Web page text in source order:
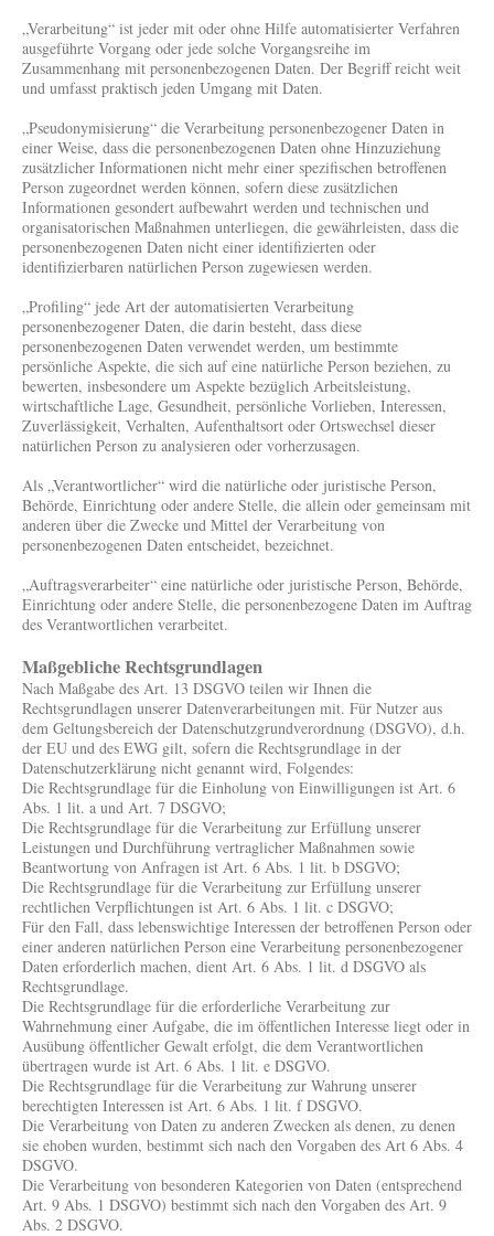
„Verarbeitung“ ist jeder mit oder ohne Hilfe automatisierter Verfahren
ausgeführte Vorgang oder jede solche Vorgangsreihe im
Zusammenhang mit personenbezogenen Daten. Der Begriff reicht weit
und umfasst praktisch jeden Umgang mit Daten.
„Pseudonymisierung“ die Verarbeitung personenbezogener Daten in
einer Weise, dass die personenbezogenen Daten ohne Hinzuziehung
zusätzlicher Informationen nicht mehr einer spezifischen betroffenen
Person zugeordnet werden können, sofern diese zusätzlichen
Informationen gesondert aufbewahrt werden und technischen und
organisatorischen Maßnahmen unterliegen, die gewährleisten, dass die
personenbezogenen Daten nicht einer identifizierten oder
identifizierbaren natürlichen Person zugewiesen werden.
„Profiling“ jede Art der automatisierten Verarbeitung
personenbezogener Daten, die darin besteht, dass diese
personenbezogenen Daten verwendet werden, um bestimmte
persönliche Aspekte, die sich auf eine natürliche Person beziehen, zu
bewerten, insbesondere um Aspekte bezüglich Arbeitsleistung,
wirtschaftliche Lage, Gesundheit, persönliche Vorlieben, Interessen,
Zuverlässigkeit, Verhalten, Aufenthaltsort oder Ortswechsel dieser
natürlichen Person zu analysieren oder vorherzusagen.
Als „Verantwortlicher“ wird die natürliche oder juristische Person,
Behörde, Einrichtung oder andere Stelle, die allein oder gemeinsam mit
anderen über die Zwecke und Mittel der Verarbeitung von
personenbezogenen Daten entscheidet, bezeichnet.
„Auftragsverarbeiter“ eine natürliche oder juristische Person, Behörde,
Einrichtung oder andere Stelle, die personenbezogene Daten im Auftrag
des Verantwortlichen verarbeitet.
Maßgebliche Rechtsgrundlagen
Nach Maßgabe des Art. 13 DSGVO teilen wir Ihnen die
Rechtsgrundlagen unserer Datenverarbeitungen mit. Für Nutzer aus
dem Geltungsbereich der Datenschutzgrundverordnung (DSGVO), d.h.
der EU und des EWG gilt, sofern die Rechtsgrundlage in der
Datenschutzerklärung nicht genannt wird, Folgendes:
Die Rechtsgrundlage für die Einholung von Einwilligungen ist Art. 6
Abs. 1 lit. a und Art. 7 DSGVO;
Die Rechtsgrundlage für die Verarbeitung zur Erfüllung unserer
Leistungen und Durchführung vertraglicher Maßnahmen sowie
Beantwortung von Anfragen ist Art. 6 Abs. 1 lit. b DSGVO;
Die Rechtsgrundlage für die Verarbeitung zur Erfüllung unserer
rechtlichen Verpflichtungen ist Art. 6 Abs. 1 lit. c DSGVO;
Für den Fall, dass lebenswichtige Interessen der betroffenen Person oder
einer anderen natürlichen Person eine Verarbeitung personenbezogener
Daten erforderlich machen, dient Art. 6 Abs. 1 lit. d DSGVO als
Rechtsgrundlage.
Die Rechtsgrundlage für die erforderliche Verarbeitung zur
Wahrnehmung einer Aufgabe, die im öffentlichen Interesse liegt oder in
Ausübung öffentlicher Gewalt erfolgt, die dem Verantwortlichen
übertragen wurde ist Art. 6 Abs. 1 lit. e DSGVO.
Die Rechtsgrundlage für die Verarbeitung zur Wahrung unserer
berechtigten Interessen ist Art. 6 Abs. 1 lit. f DSGVO.
Die Verarbeitung von Daten zu anderen Zwecken als denen, zu denen
sie ehoben wurden, bestimmt sich nach den Vorgaben des Art 6 Abs. 4
DSGVO.
Die Verarbeitung von besonderen Kategorien von Daten (entsprechend
Art. 9 Abs. 1 DSGVO) bestimmt sich nach den Vorgaben des Art. 9
Abs. 2 DSGVO.